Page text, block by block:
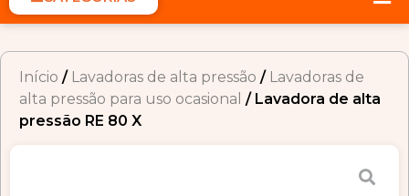
Início / Lavadoras de alta pressão / Lavadoras de
alta pressão para uso ocasional / Lavadora de alta
pressão RE 80 X